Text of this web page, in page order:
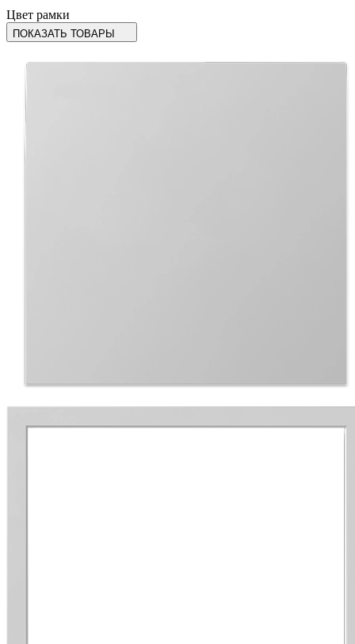
Цвет рамки
ПОКАЗАТЬ ТОВАРЫ